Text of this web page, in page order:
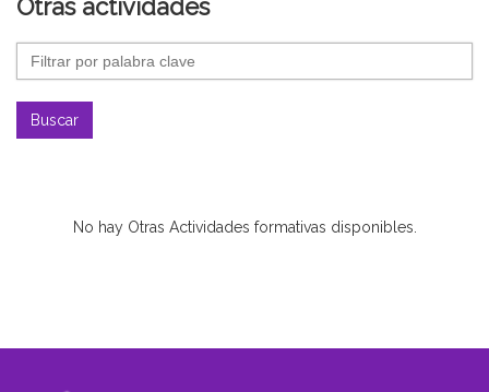
Otras actividades
Buscar
No hay Otras Actividades formativas disponibles.